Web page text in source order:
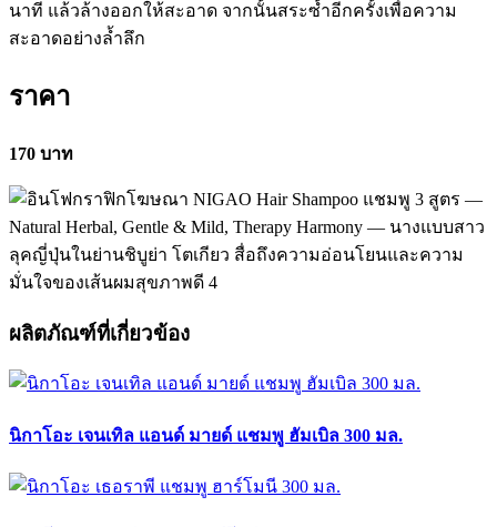
นาที แล้วล้างออกให้สะอาด จากนั้นสระซ้ำอีกครั้งเพื่อความ
สะอาดอย่างล้ำลึก
ราคา
170 บาท
ผลิตภัณฑ์ที่เกี่ยวข้อง
นิกาโอะ เจนเทิล แอนด์ มายด์ แชมพู ฮัมเบิล 300 มล.